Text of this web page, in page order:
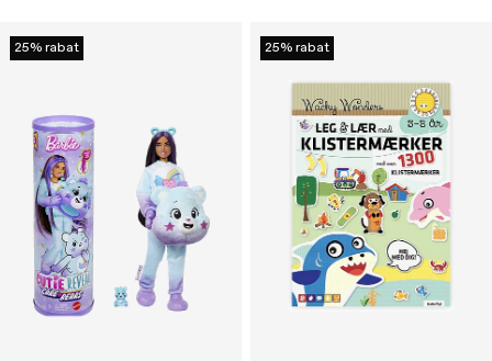
25% rabat 25% rabat